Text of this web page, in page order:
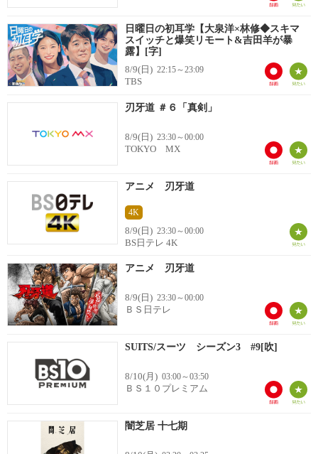
日曜日の初耳学【大泉洋×林修◆スキマ
スイッチと爆笑リモート&吉田羊が暴
露】[字]
8/9(日) 22:15～23:09
TBS
刃牙道 ＃６「真剣」
8/9(日) 23:30～00:00
TOKYO MX
アニメ 刃牙道
4K
8/9(日) 23:30～00:00
BS日テレ 4K
アニメ 刃牙道
8/9(日) 23:30～00:00
ＢＳ日テレ
SUITS/スーツ シーズン3 #9[吹]
8/10(月) 03:00～03:50
ＢＳ１０プレミアム
闇芝居 十七期